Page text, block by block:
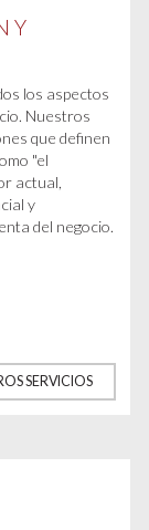
Y
los aspectos
Nuestros
que definen
"el
actual,
y
del negocio.
SERVICIOS